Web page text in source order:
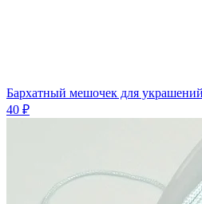
Бархатный мешочек для
40 ₽